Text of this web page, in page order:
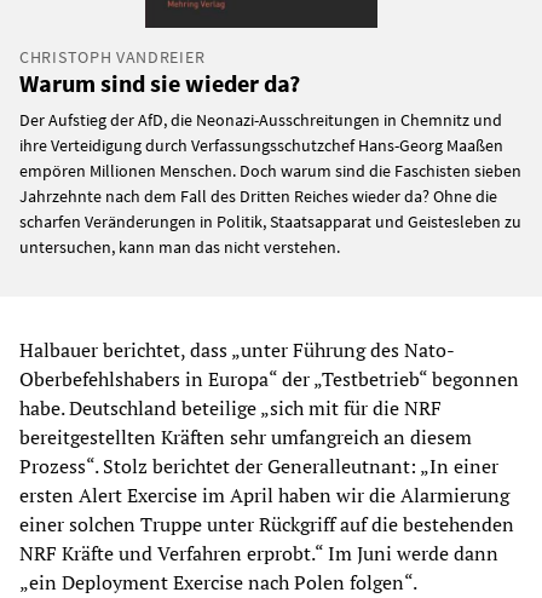
CHRISTOPH VANDREIER
Warum sind sie wieder da?
Der Aufstieg der AfD, die Neonazi-Ausschreitungen in Chemnitz und
ihre Verteidigung durch Verfassungsschutzchef Hans-Georg Maaßen
empören Millionen Menschen. Doch warum sind die Faschisten sieben
Jahrzehnte nach dem Fall des Dritten Reiches wieder da? Ohne die
scharfen Veränderungen in Politik, Staatsapparat und Geistesleben zu
untersuchen, kann man das nicht verstehen.
Halbauer berichtet, dass „unter Führung des Nato-
Oberbefehlshabers in Europa“ der „Testbetrieb“ begonnen
habe. Deutschland beteilige „sich mit für die NRF
bereitgestellten Kräften sehr umfangreich an diesem
Prozess“. Stolz berichtet der Generalleutnant: „In einer
ersten Alert Exercise im April haben wir die Alarmierung
einer solchen Truppe unter Rückgriff auf die bestehenden
NRF Kräfte und Verfahren erprobt.“ Im Juni werde dann
„ein Deployment Exercise nach Polen folgen“.